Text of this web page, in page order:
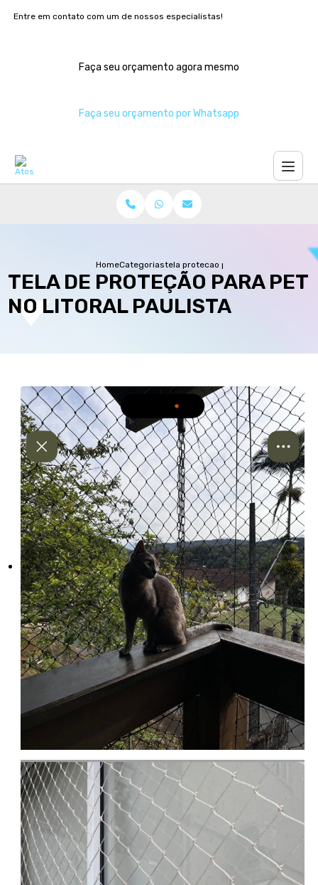
Entre em contato com um de nossos especialistas!
Faça seu orçamento agora mesmo
Faça seu orçamento por Whatsapp
HomeCategoriastela protecao pet no litoral paulista
TELA DE PROTEÇÃO PARA PET
NO LITORAL PAULISTA